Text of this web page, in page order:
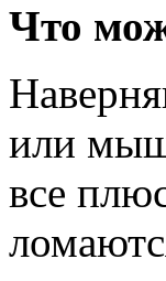
Что
или
все